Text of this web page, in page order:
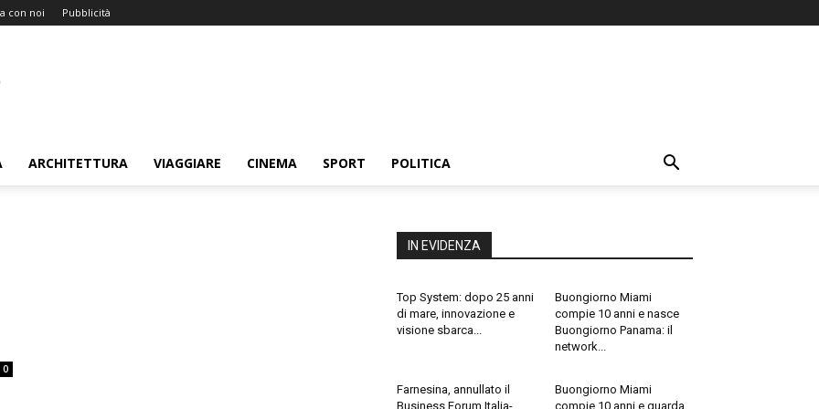
con noi Pubblicità
ARCHITETTURA VIAGGIARE CINEMA SPORT POLITICA
0
IN EVIDENZA
Top System: dopo 25 anni
di mare, innovazione e
visione sbarca...
Buongiorno Miami
compie 10 anni e nasce
Buongiorno Panama: il
network...
Farnesina, annullato il
Business Forum Italia-
Buongiorno Miami
compie 10 anni e guarda